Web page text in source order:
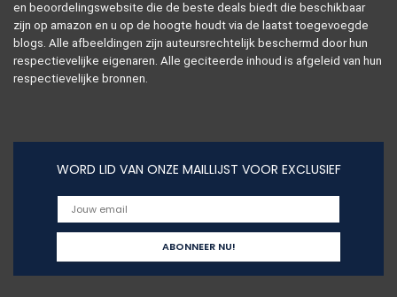
en beoordelingswebsite die de beste deals biedt die beschikbaar
zijn op amazon en u op de hoogte houdt via de laatst toegevoegde
blogs. Alle afbeeldingen zijn auteursrechtelijk beschermd door hun
respectievelijke eigenaren. Alle geciteerde inhoud is afgeleid van hun
respectievelijke bronnen.
WORD LID VAN ONZE MAILLIJST VOOR EXCLUSIEF